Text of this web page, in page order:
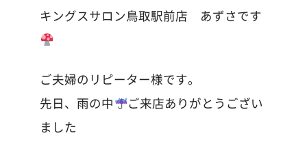
キングスサロン鳥取駅前店 あずさです
ご夫婦のリピーター様です。
先日、雨の中
ご来店ありがとうござい
ました